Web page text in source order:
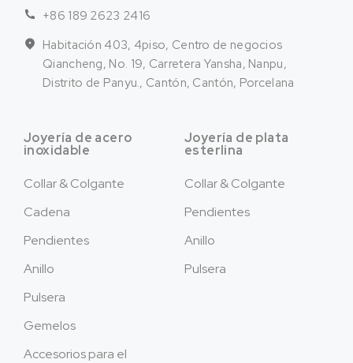
+86 189 2623 2416
Habitación 403, 4piso, Centro de negocios
Qiancheng, No. 19, Carretera Yansha, Nanpu,
Distrito de Panyu., Cantón, Cantón, Porcelana
Joyería de acero
inoxidable
Collar & Colgante
Cadena
Pendientes
Anillo
Pulsera
Gemelos
Accesorios para el
Joyería de plata
esterlina
Collar & Colgante
Pendientes
Anillo
Pulsera